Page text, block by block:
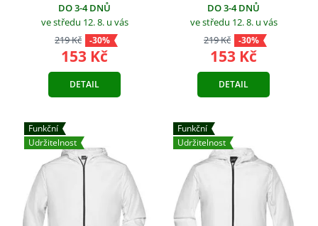
DO 3-4 DNŮ
ve středu 12. 8. u vás
219 Kč
-30%
153 Kč
DETAIL
DO 3-4 DNŮ
ve středu 12. 8. u vás
219 Kč
-30%
153 Kč
DETAIL
Funkční
Udržitelnost
Funkční
Udržitelnost